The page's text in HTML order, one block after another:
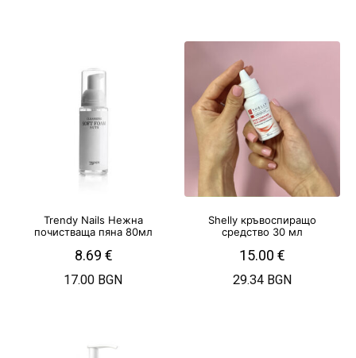
Trendy Nails Нежна
почистваща пяна 80мл
8.69 €
17.00 BGN
Shelly кръвоспиращо
средство 30 мл
15.00€
29.34 BGN